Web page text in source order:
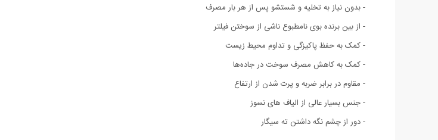
- بدون نیاز به تخلیه و شستشو پس از هر بار مصرف
- از بین برنده بوی نامطبوع ناشی از سوختن فیلتر
- کمک به حفظ پاکیزگی و تداوم محیط زیست
- کمک به کاهش مصرف سوخت در جاده‌ها
- مقاوم در برابر ضربه و پرت شدن از ارتفاع
- جنس بسیار عالی از الیاف های نسوز
- دور از چشم نگه داشتن ته سیگار